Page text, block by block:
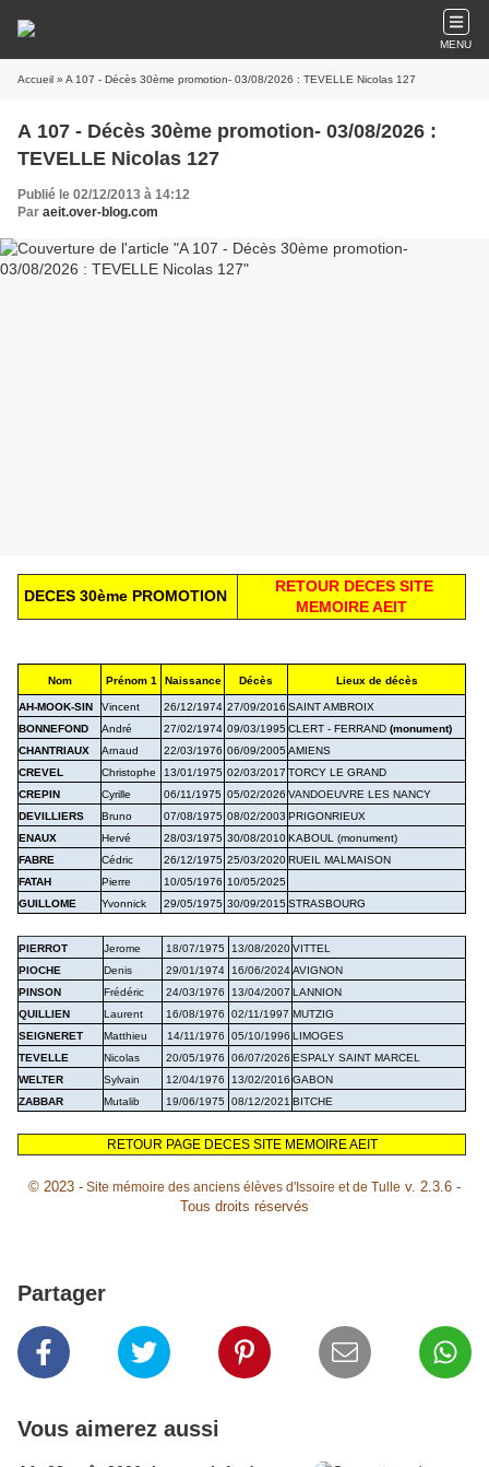
MENU
Accueil » A 107 - Décès 30ème promotion- 03/08/2026 : TEVELLE Nicolas 127
A 107 - Décès 30ème promotion- 03/08/2026 :
TEVELLE Nicolas 127
Publié le 02/12/2013 à 14:12
Par aeit.over-blog.com
DECES 30ème PROMOTION
RETOUR DECES SITE
MEMOIRE AEIT
Nom Prénom 1 Naissance Décès Lieux de décès
AH-MOOK-SIN Vincent 26/12/1974 27/09/2016 SAINT AMBROIX
BONNEFOND
André 27/02/1974 09/03/1995 CLERT - FERRAND (monument)
CHANTRIAUX
Arnaud 22/03/1976 06/09/2005 AMIENS
CREVEL
Christophe 13/01/1975 02/03/2017 TORCY LE GRAND
CREPIN
Cyrille 06/11/1975 05/02/2026 VANDOEUVRE LES NANCY
DEVILLIERS
Bruno 07/08/1975 08/02/2003 PRIGONRIEUX
ENAUX
Hervé 28/03/1975 30/08/2010 KABOUL (monument)
FABRE
Cédric 26/12/1975 25/03/2020 RUEIL MALMAISON
FATAH
Pierre 10/05/1976 10/05/2025
GUILLOME
Yvonnick 29/05/1975 30/09/2015 STRASBOURG
PIERROT Jerome 18/07/1975 13/08/2020 VITTEL
PIOCHE
Denis 29/01/1974 16/06/2024 AVIGNON
PINSON
Frédéric 24/03/1976 13/04/2007 LANNION
QUILLIEN
Laurent 16/08/1976 02/11/1997 MUTZIG
SEIGNERET
Matthieu 14/11/1976 05/10/1996 LIMOGES
TEVELLE
Nicolas 20/05/1976 06/07/2026 ESPALY SAINT MARCEL
WELTER
Sylvain 12/04/1976 13/02/2016 GABON
ZABBAR
Mutalib 19/06/1975 08/12/2021 BITCHE
RETOUR PAGE DECES SITE MEMOIRE AEIT
© 2023 - Site mémoire des anciens élèves d'Issoire et de Tulle v. 2.3.6 -
Tous droits réservés
Partager
Vous aimerez aussi